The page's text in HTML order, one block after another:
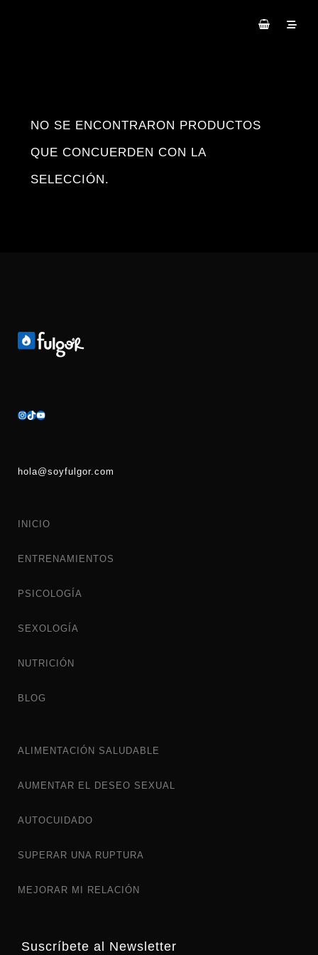
NO SE ENCONTRARON PRODUCTOS
QUE CONCUERDEN CON LA
SELECCIÓN.
hola@soyfulgor.com
INICIO
ENTRENAMIENTOS
PSICOLOGÍA
SEXOLOGÍA
NUTRICIÓN
BLOG
ALIMENTACIÓN SALUDABLE
AUMENTAR EL DESEO SEXUAL
AUTOCUIDADO
SUPERAR UNA RUPTURA
MEJORAR MI RELACIÓN
Suscríbete al Newsletter